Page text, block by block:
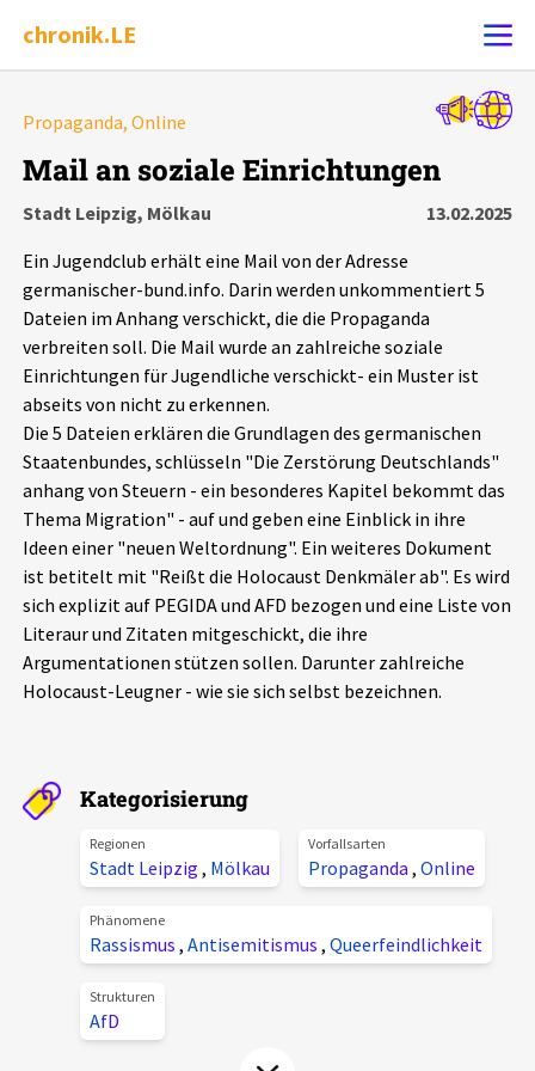
chronik.LE
Chronik
Dossiers
Leipziger Zustände
Schlaglichter
Phänomene
Aktuelles
Alle Beiträge
Veranstaltungen
Über uns
Projektbeschreibung
Unterstützer_innen
Spenden
chronik.LE in der Presse
Propaganda, Online
Mail an soziale Einrichtungen
Stadt Leipzig, Mölkau
13.02.2025
Ein Jugendclub erhält eine Mail von der Adresse
germanischer-bund.info. Darin werden unkommentiert 5
Dateien im Anhang verschickt, die die Propaganda
verbreiten soll. Die Mail wurde an zahlreiche soziale
Einrichtungen für Jugendliche verschickt- ein Muster ist
abseits von nicht zu erkennen.
Die 5 Dateien erklären die Grundlagen des germanischen
Staatenbundes, schlüsseln "Die Zerstörung Deutschlands"
anhang von Steuern - ein besonderes Kapitel bekommt das
Thema Migration" - auf und geben eine Einblick in ihre
Ideen einer "neuen Weltordnung". Ein weiteres Dokument
ist betitelt mit "Reißt die Holocaust Denkmäler ab". Es wird
sich explizit auf PEGIDA und AFD bezogen und eine Liste von
Literaur und Zitaten mitgeschickt, die ihre
Argumentationen stützen sollen. Darunter zahlreiche
Holocaust-Leugner - wie sie sich selbst bezeichnen.
Kategorisierung
Regionen
Stadt Leipzig , Mölkau
Vorfallsarten
Propaganda , Online
Phänomene
Rassismus , Antisemitismus , Queerfeindlichkeit
Strukturen
AfD
Alle Ereignisse
Ereignisse
Ereignisse
Exportieren ? Filter Erklärungen